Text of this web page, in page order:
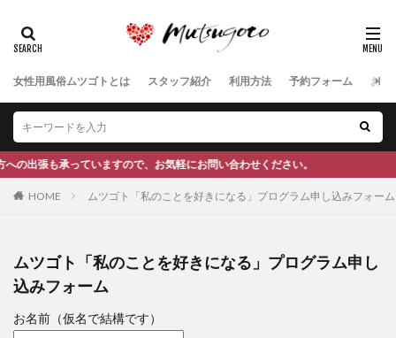
女性用風俗ムツゴトとは スタッフ紹介 利用方法 予約フォーム お客
ので、お気軽にお問い合わせください。
HOME ムツゴト「私のことを好きになる」プログラム申し込みフォーム
ムツゴト「私のことを好きになる」プログラム申し
込みフォーム
お名前（仮名で結構です）